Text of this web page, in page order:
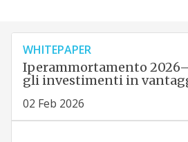
WHITEPAPER
Iperammortamento
gli investimenti in
02 Feb 2026